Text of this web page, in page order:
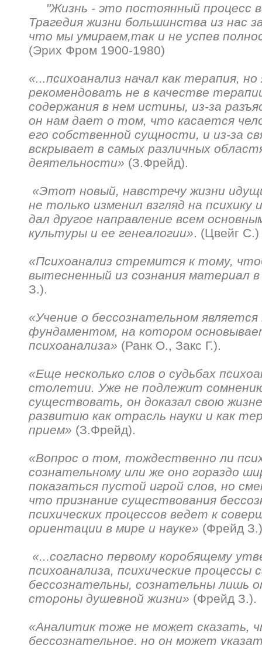
"Жизнь - это постоянный процесс
Трагедия жизни большинства из нас
что мы умираем,так и не успев
(Эрих Фром 1900-1980)
«...психоанализ начал как терапия,
рекомендовать не в качестве
содержания в нем истины, из-за
он нам дает о том, что касается
его собственной сущности, и из-за
вскрывает в самых различных
деятельности» (З.Фрейд).
«Этот новый, навстречу жизни
не только изменил взгляд на психику
дал другое направление всем
культуры и ее генеалогии». (Цвейг С.)
«Психоанализ стремится к тому,
вытесненный из сознания материал в
З.).
«Учение о бессознательном
фундаментом, на котором
психоанализа» (Ранк О., Закс Г.).
«Еще несколько слов о судьбах
столетии. Уже не подлежит
существовать, он доказал свою
развитию как отрасль науки и как
прием» (З.Фрейд).
«Вопрос о том, тождественно ли
сознательному или же оно гораздо
показаться пустой игрой слов, но
что признание существования
психических процессов ведет к
ориентации в мире и науке» (Фрейд
«...согласно первому коробящему
психоанализа, психические процессы
бессознательны, сознательны лишь
стороны душевной жизни» (Фрейд З.).
«Аналитик тоже не может сказать,
бессознательное, но он может